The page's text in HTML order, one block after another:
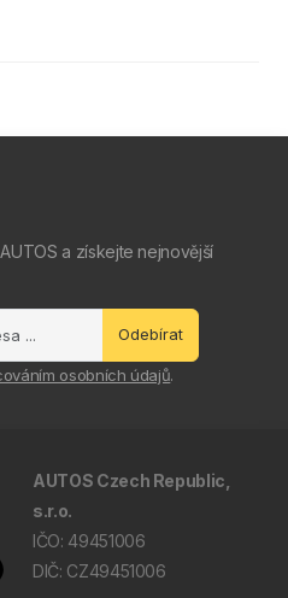
a získejte nejnovější
Odebírat
osobních údajů.
AUTOS Czech Republic,
s.r.o.
IČO: 49451006
DIČ: CZ49451006